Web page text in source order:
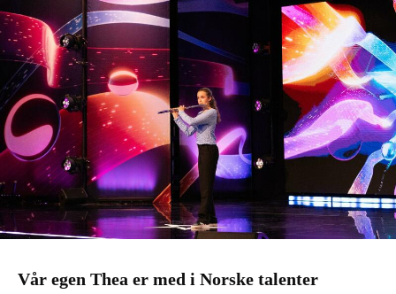
Vår egen Thea er med i Norske talenter